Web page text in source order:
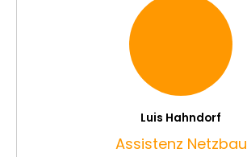
Luis Hahndorf
Assistenz Netzbau